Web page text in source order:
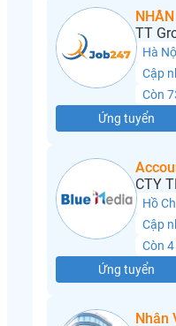
TT
Hà
Cập
Còn
Ứng tuyển
CTY
Hồ
Cập
Còn
Ứng tuyển
Nhân